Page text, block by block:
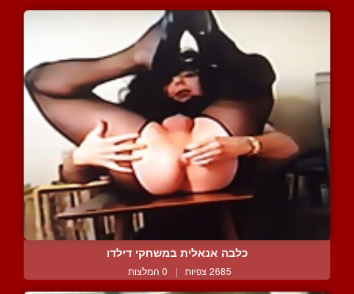
כלבה אנאלית במשחקי דילדו
2685 צפיות | 0 המלצות